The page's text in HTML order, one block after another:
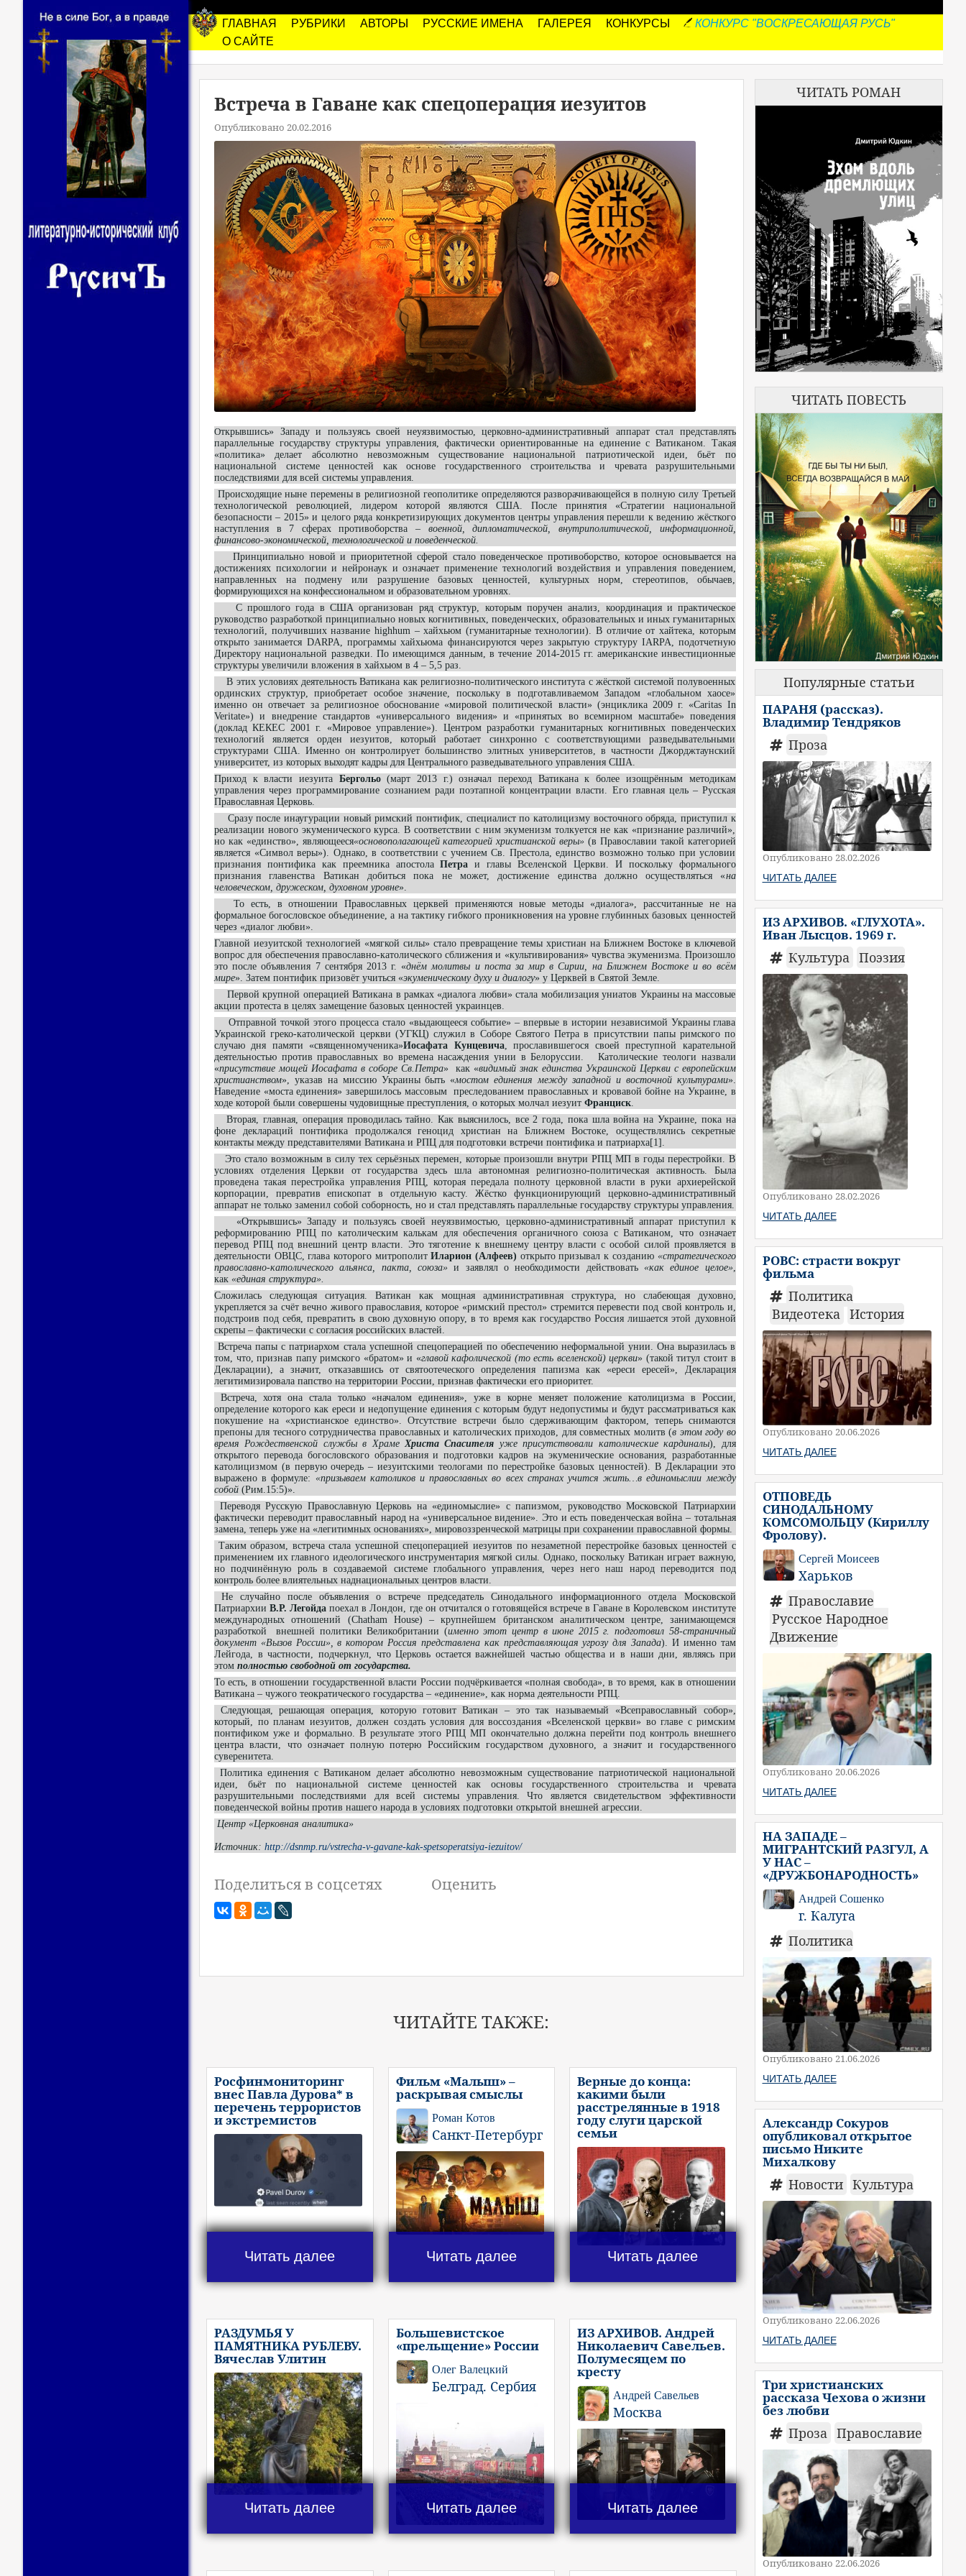
ГЛАВНАЯ РУБРИКИ АВТОРЫ РУССКИЕ ИМЕНА ГАЛЕРЕЯ КОНКУРСЫ
КОНКУРС "ВОСКРЕСАЮЩАЯ РУСЬ"
О САЙТЕ
Встреча в Гаване как спецоперация иезуитов
Опубликовано 20.02.2016
Открывшись» Западу и пользуясь своей неуязвимостью, церковно-административный аппарат стал представлять
параллельные государству структуры управления, фактически ориентированные на единение с Ватиканом. Такая
«политика» делает абсолютно невозможным существование национальной патриотической идеи, бьёт по
национальной системе ценностей как основе государственного строительства и чревата разрушительными
последствиями для всей системы управления.
Происходящие ныне перемены в религиозной геополитике определяются разворачивающейся в полную силу Третьей
технологической революцией, лидером которой являются США. После принятия «Стратегии национальной
безопасности – 2015» и целого ряда конкретизирующих документов центры управления перешли к ведению жёсткого
наступления в 7 сферах противоборства – военной, дипломатической, внутриполитической, информационной,
финансово-экономической, технологической и поведенческой.
Принципиально новой и приоритетной сферой стало поведенческое противоборство, которое основывается на
достижениях психологии и нейронаук и означает применение технологий воздействия и управления поведением,
направленных на подмену или разрушение базовых ценностей, культурных норм, стереотипов, обычаев,
формирующихся на конфессиональном и образовательном уровнях.
С прошлого года в США организован ряд структур, которым поручен анализ, координация и практическое
руководство разработкой принципиально новых когнитивных, поведенческих, образовательных и иных гуманитарных
технологий, получивших название highhum – хайхьюм (гуманитарные технологии). В отличие от хайтека, которым
открыто занимается DARPA, программы хайхьюма финансируются через закрытую структуру IARPA, подотчетную
Директору национальной разведки. По имеющимся данным, в течение 2014-2015 гг. американские инвестиционные
структуры увеличили вложения в хайхьюм в 4 – 5,5 раз.
В этих условиях деятельность Ватикана как религиозно-политического института с жёсткой системой полувоенных
ординских структур, приобретает особое значение, поскольку в подготавливаемом Западом «глобальном хаосе»
именно он отвечает за религиозное обоснование «мировой политической власти» (энциклика 2009 г. «Caritas In
Veritate») и внедрение стандартов «универсального видения» и «принятых во всемирном масштабе» поведения
(доклад КЕКЕС 2001 г. «Мировое управление»). Центром разработки гуманитарных когнитивных поведенческих
технологий является орден иезуитов, который работает синхронно с соответствующими разведывательными
структурами США. Именно он контролирует большинство элитных университетов, в частности Джорджтаунский
университет, из которых выходят кадры для Центрального разведывательного управления США.
Приход к власти иезуита Бергольо(март 2013 г.) означал переход Ватикана к более изощрённым методикам
управления через программирование сознанием ради поэтапной концентрации власти. Его главная цель – Русская
Православная Церковь.
Сразу после инаугурации новый римский понтифик, специалист по католицизму восточного обряда, приступил к
реализации нового экуменического курса. В соответствии с ним экуменизм толкуется не как «признание различий»,
но как «единство», являющееся«основополагающей категорией христианской веры» (в Православии такой категорией
является «Символ веры»). Однако, в соответствии с учением Св. Престола, единство возможно только при условии
признания понтифика как преемника апостолаПетра и главы Вселенской Церкви. И поскольку формального
признания главенства Ватикан добиться пока не может, достижение единства должно осуществляться «на
человеческом, дружеском, духовном уровне».
То есть, в отношении Православных церквей применяются новые методы «диалога», рассчитанные не на
формальное богословское объединение, а на тактику гибкого проникновения на уровне глубинных базовых ценностей
через «диалог любви».
Главной иезуитской технологией «мягкой силы» стало превращение темы христиан на Ближнем Востоке в ключевой
вопрос для обеспечения православно-католического сближения и «культивирования» чувства экуменизма. Произошло
это после объявления 7 сентября 2013 г. «днём молитвы и поста за мир в Сирии, на Ближнем Востоке и во всём
мире». Затем понтифик призовёт учиться «экуменическому духу и диалогу» у Церквей в Святой Земле.
Первой крупной операцией Ватикана в рамках «диалога любви» стала мобилизация униатов Украины на массовые
акции протеста в целях замещение базовых ценностей украинцев.
Отправной точкой этого процесса стало «выдающееся событие» – впервые в истории независимой Украины глава
Украинской греко-католической церкви (УГКЦ) служил в Соборе Святого Петра в присутствии папы римского по
случаю дня памяти «священномученика»Иосафата Кунцевича, прославившегося своей преступной карательной
деятельностью против православных во времена насаждения унии в Белоруссии. Католические теологи назвали
«присутствие мощей Иосафата в соборе Св.Петра» как «видимый знак единства Украинской Церкви с европейским
христианством», указав на миссию Украины быть «мостом единения между западной и восточной культурами».
Наведение «моста единения» завершилось массовым преследованием православных и кровавой бойне на Украине, в
ходе которой были совершены чудовищные преступления, о которых молчал иезуит Франциск.
Вторая, главная, операция проводилась тайно. Как выяснилось, все 2 года, пока шла война на Украине, пока на
фоне деклараций понтифика продолжался геноцид христиан на Ближнем Востоке, осуществлялись секретные
контакты между представителями Ватикана и РПЦ для подготовки встречи понтифика и патриарха[1].
Это стало возможным в силу тех серьёзных перемен, которые произошли внутри РПЦ МП в годы перестройки. В
условиях отделения Церкви от государства здесь шла автономная религиозно-политическая активность. Была
проведена такая перестройка управления РПЦ, которая передала полноту церковной власти в руки архиерейской
корпорации, превратив епископат в отдельную касту. Жёстко функционирующий церковно-административный
аппарат не только заменил собой соборность, но и стал представлять параллельные государству структуры управления.
«Открывшись» Западу и пользуясь своей неуязвимостью, церковно-административный аппарат приступил к
реформированию РПЦ по католическим калькам для обеспечения органичного союза с Ватиканом, что означает
перевод РПЦ под внешний центр власти. Это тяготение к внешнему центру власти с особой силой проявляется в
деятельности ОВЦС, глава которого митрополитИларион (Алфеев) открыто призывал к созданию «стратегического
православно-католического альянса, пакта, союза»и заявлял о необходимости действовать «как единое целое»,
как «единая структура».
Сложилась следующая ситуация. Ватикан как мощная административная структура, но слабеющая духовно,
укрепляется за счёт вечно живого православия, которое «римский престол» стремится перевести под свой контроль и,
подстроив под себя, превратить в свою духовную опору, в то время как государство Россия лишается этой духовной
скрепы – фактически с согласия российских властей.
Встреча папы с патриархом стала успешной спецоперацией по обеспечению неформальной унии. Она выразилась в
том, что, признав папу римского «братом» и «главой кафолической (то есть вселенской) церкви» (такой титул стоит в
Декларации), а значит, отказавшись от святоотеческого определения папизма как «ереси ересей», Декларация
легитимизировала папство на территории России, признав фактически его приоритет.
Встреча, хотя она стала только «началом единения», уже в корне меняет положение католицизма в России,
определение которого как ереси и недопущение единения с которым будут недопустимы и будут рассматриваться как
покушение на «христианское единство». Отсутствие встречи было сдерживающим фактором, теперь снимаются
препоны для тесного сотрудничества православных и католических приходов, для совместных молитв (в этом году во
время Рождественской службы в ХрамеХриста Спасителя уже присутствовали католические кардиналы), для
открытого перевода богословского образования и подготовки кадров на экуменические основания, разработанные
католицизмом (в первую очередь – иезуитскими теологами по перестройке базовых ценностей). В Декларации это
выражено в формуле: «призываем католиков и православных во всех странах учится жить…в единомыслии между
собой (Рим.15:5)».
Переводя Русскую Православную Церковь на «единомыслие» с папизмом, руководство Московской Патриархии
фактически переводит православный народ на «универсальное видение». Это и есть поведенческая война – тотальная
замена, теперь уже на «легитимных основаниях», мировоззренческой матрицы при сохранении православной формы.
Таким образом, встреча стала успешной спецоперацией иезуитов по незаметной перестройке базовых ценностей с
применением их главного идеологического инструментария мягкой силы. Однако, поскольку Ватикан играет важную,
но подчинённую роль в создаваемой системе глобального управления, через него наш народ переводится под
контроль более влиятельных наднациональных центров власти.
Не случайно после объявления о встрече председатель Синодального информационного отдела Московской
ПатриархииВ.Р. Легойда поехал в Лондон, где он отчитался о готовящейся встрече в Гаване в Королевском институте
международных отношений (Chatham House) – крупнейшем британском аналитическом центре, занимающемся
разработкой внешней политики Великобритании (именно этот центр в июне 2015 г. подготовил 58-страничный
документ «Вызов России», в котором Россия представлена как представляющая угрозу для Запада). И именно там
Лейгода, в частности, подчеркнул, что Церковь остается важнейшей частью общества и в наши дни, являясь при
этом полностью свободной от государства.
То есть, в отношении государственной власти России подчёркивается «полная свобода», в то время, как в отношении
Ватикана – чужого теократического государства – «единение», как норма деятельности РПЦ.
Следующая, решающая операция, которую готовит Ватикан – это так называемый «Всеправославный собор»,
который, по планам иезуитов, должен создать условия для воссоздания «Вселенской церкви» во главе с римским
понтификом уже и формально. В результате этого РПЦ МП окончательно должна перейти под контроль внешнего
центра власти, что означает полную потерю Российским государством духовного, а значит и государственного
суверенитета.
Политика единения с Ватиканом делает абсолютно невозможным существование патриотической национальной
идеи, бьёт по национальной системе ценностей как основы государственного строительства и чревата
разрушительными последствиями для всей системы управления. Что является свидетельством эффективности
поведенческой войны против нашего народа в условиях подготовки открытой внешней агрессии.
Центр «Церковная аналитика»
Источник: http://dsnmp.ru/vstrecha-v-gavane-kak-spetsoperatsiya-iezuitov/
Поделиться в соцсетях Оценить
ЧИТАЙТЕ ТАКЖЕ:
Росфинмониторинг
внес Павла Дурова* в
перечень террористов
и экстремистов
Читать далее
Фильм «Малыш» –
раскрывая смыслы
Роман Котов
Санкт-Петербург
Читать далее
Верные до конца:
какими были
расстрелянные в 1918
году слуги царской
семьи
Читать далее
РАЗДУМЬЯ У
ПАМЯТНИКА РУБЛЕВУ.
Вячеслав Улитин
Читать далее
Большевистское
«прельщение» России
Олег Валецкий
Белград. Сербия
Читать далее
ИЗ АРХИВОВ. Андрей
Николаевич Савельев.
Полумесяцем по
кресту
Андрей Савельев
Москва
Читать далее
ЧИТАТЬ РОМАН
ЧИТАТЬ ПОВЕСТЬ
Популярные статьи
ПАРАНЯ (рассказ).
Владимир Тендряков
Проза
Опубликовано 28.02.2026
ЧИТАТЬ ДАЛЕЕ
ИЗ АРХИВОВ. «ГЛУХОТА».
Иван Лысцов. 1969 г.
Культура Поэзия
Опубликовано 28.02.2026
ЧИТАТЬ ДАЛЕЕ
РОВС: страсти вокруг
фильма
Политика
Видеотека История
Опубликовано 20.06.2026
ЧИТАТЬ ДАЛЕЕ
ОТПОВЕДЬ
СИНОДАЛЬНОМУ
КОМСОМОЛЬЦУ (Кириллу
Фролову).
Сергей Моисеев
Харьков
Православие
Русское Народное
Движение
Опубликовано 20.06.2026
ЧИТАТЬ ДАЛЕЕ
НА ЗАПАДЕ –
МИГРАНТСКИЙ РАЗГУЛ, А
У НАС –
«ДРУЖБОНАРОДНОСТЬ»
Андрей Сошенко
г. Калуга
Политика
Опубликовано 21.06.2026
ЧИТАТЬ ДАЛЕЕ
Александр Сокуров
опубликовал открытое
письмо Никите
Михалкову
Новости Культура
Опубликовано 22.06.2026
ЧИТАТЬ ДАЛЕЕ
Три христианских
рассказа Чехова о жизни
без любви
Проза Православие
Опубликовано 22.06.2026